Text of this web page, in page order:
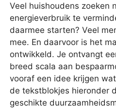
Veel huishoudens zoeken
energieverbruik te
daarmee starten? Veel
mee. En daarvoor is het
ontwikkeld. Je ontvangt
breed scala aan
vooraf een idee krijgen
de tekstblokjes hieronder
geschikte